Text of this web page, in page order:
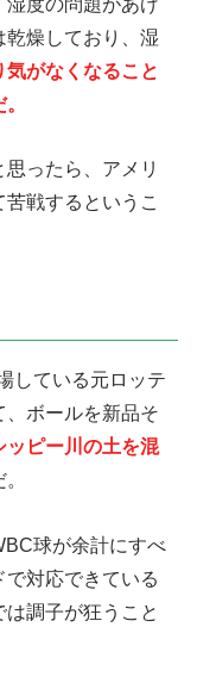
乾燥しており、湿
気がなくなること
ったら、アメリ
戦するというこ
している元ロッテ
ボールを新品そ
ッピー川の土を混
球が余計にすべ
対応できている
調子が狂うこと